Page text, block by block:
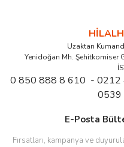
Uzaktan
Yenidoğan Mh. Şehitkomiser
0 850 888 8 610 - 0212
0539
E-Posta
Fırsatları, kampanya ve